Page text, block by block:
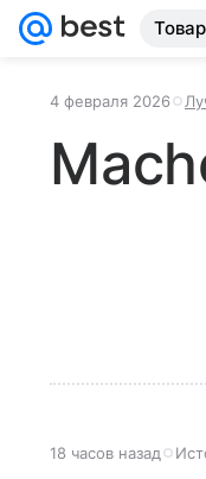
4 февраля 2026
18 часов назад